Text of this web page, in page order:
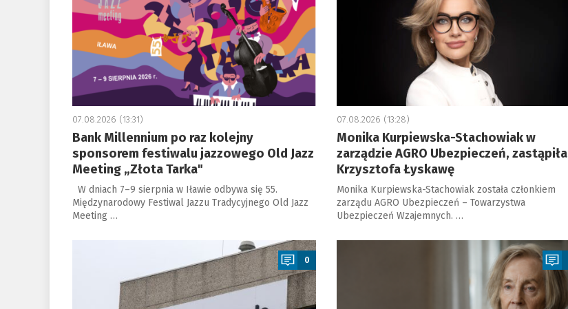
07.08.2026 (13:31)
Bank Millennium po raz kolejny
sponsorem festiwalu jazzowego Old Jazz
Meeting „Złota Tarka"
W dniach 7–9 sierpnia w Iławie odbywa się 55.
Międzynarodowy Festiwal Jazzu Tradycyjnego Old Jazz
Meeting …
07.08.2026 (13:28)
Monika Kurpiewska-Stachowiak w
zarządzie AGRO Ubezpieczeń, zastąpiła
Krzysztofa Łyskawę
Monika Kurpiewska-Stachowiak została członkiem
zarządu AGRO Ubezpieczeń – Towarzystwa
Ubezpieczeń Wzajemnych. …
0
a